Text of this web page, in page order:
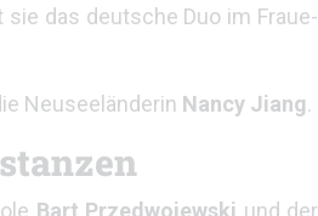
sie das deutsche Duo im Fraue-
Neuseeländerin Nancy Jiang.
Bart Przedwojewski und der